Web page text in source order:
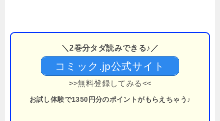
＼2巻分タダ読みできる♪／
コミック.jp公式サイト
>>無料登録してみる<<
お試し体験で1350円分のポイントがもらえちゃう♪